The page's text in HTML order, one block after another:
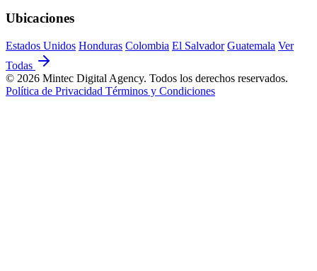
Ubicaciones
Estados Unidos Honduras Colombia El Salvador Guatemala Ver
Todas
© 2026 Mintec Digital Agency. Todos los derechos reservados.
Política de Privacidad Términos y Condiciones